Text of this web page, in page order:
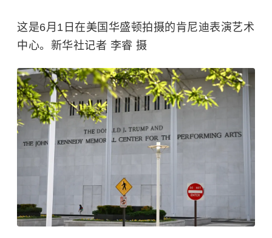
这是6月1日在美国华盛顿拍摄的肯尼迪表演艺术
中心。新华社记者 李睿 摄